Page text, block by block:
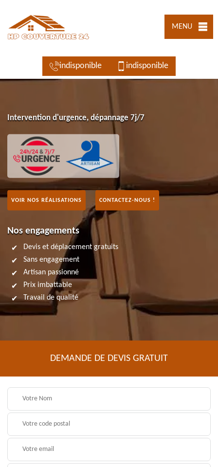
MENU
indisponible indisponible
Intervention d'urgence, dépannage 7j/7
VOIR NOS RÉALISATIONS CONTACTEZ-NOUS !
Nos engagements
Devis et déplacement gratuits
Sans engagement
Artisan passionné
Prix imbattable
Travail de qualité
DEMANDE DE DEVIS GRATUIT